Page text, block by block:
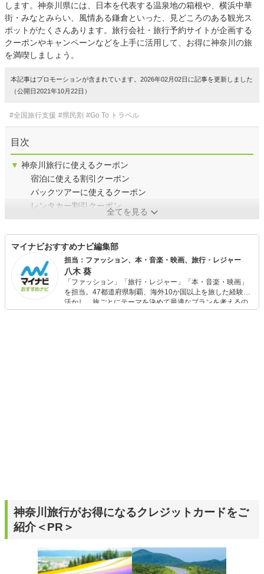
します。神奈川県には、日本を代表する温泉地の箱根や、横浜中華
街・みなとみらい、風情ある鎌倉といった、見どころのある観光ス
ポットがたくさんあります。旅行会社・旅行予約サイトが企画する
クーポンやキャンペーンなどを上手に活用して、お得に神奈川の旅
を満喫しましょう。
本記事はプロモーションが含まれています。2026年02月02日に記事を更新しました
（公開日2021年10月22日）
#全国旅行支援 #県民割 #Go To トラベル
目次
▼ 神奈川旅行に使えるクーポン
宿泊に使える割引クーポン
パックツアーに使えるクーポン
レンタカー割引クーポン
全てを見る
マイナビおすすめナビ編集部
担当：ファッション、本・音楽・映画、旅行・レジャー
八木 葵
「ファッション」「旅行・レジャー」「本・音楽・映画」
を担当。47都道府県制覇、海外10か国以上を旅した経験を
活かし、旅ごとにテーマを決めて最適なプランを考えるの
が得意。また、アパレルショップでの販売経験もあり。誰
神奈川旅行がお得になるクレジットカードをご
紹介＜PR＞